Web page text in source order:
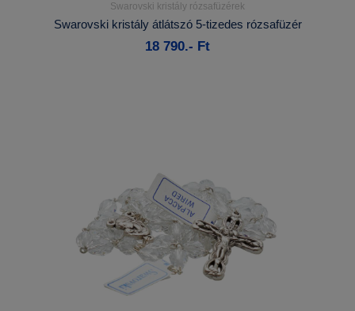
Részletek...
Kosárba
Swarovski kristály rózsafüzérek
Swarovski kristály átlátszó 5-tizedes rózsafüzér
18 790.- Ft